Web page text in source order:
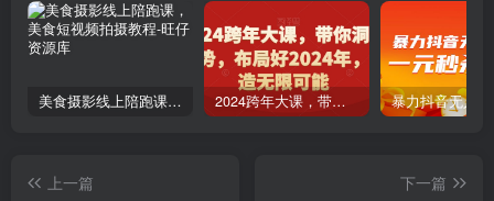
美食摄影线上陪跑课，美食短视频拍摄教程 2024跨年大课，​带你洞察趋势，布局好2024年，创造无限可能
上一篇
下一篇